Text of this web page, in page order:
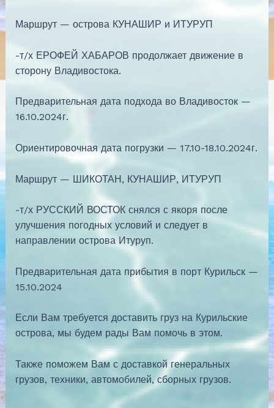
Маршрут — острова КУНАШИР и ИТУРУП
-т/х ЕРОФЕЙ ХАБАРОВ продолжает движение в
сторону Владивостока.
Предварительная дата подхода во Владивосток —
16.10.2024г.
Ориентировочная дата погрузки — 17.10-18.10.2024г.
Маршрут — ШИКОТАН, КУНАШИР, ИТУРУП
-т/х РУССКИЙ ВОСТОК снялся с якоря после
улучшения погодных условий и следует в
направлении острова Итуруп.
Предварительная дата прибытия в порт Курильск —
15.10.2024
Если Вам требуется доставить груз на Курильские
острова, мы будем рады Вам помочь в этом.
Также поможем Вам с доставкой генеральных
грузов, техники, автомобилей, сборных грузов.